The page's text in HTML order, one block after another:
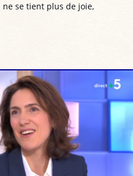
ne se tient plus de joie,